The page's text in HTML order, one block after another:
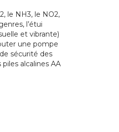
le NH3, le NO2,
l’étui
et vibrante)
une pompe
sécurité des
alcalines AA